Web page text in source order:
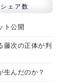
シェア数
ト公開
藤次の正体が判
生んだのか？